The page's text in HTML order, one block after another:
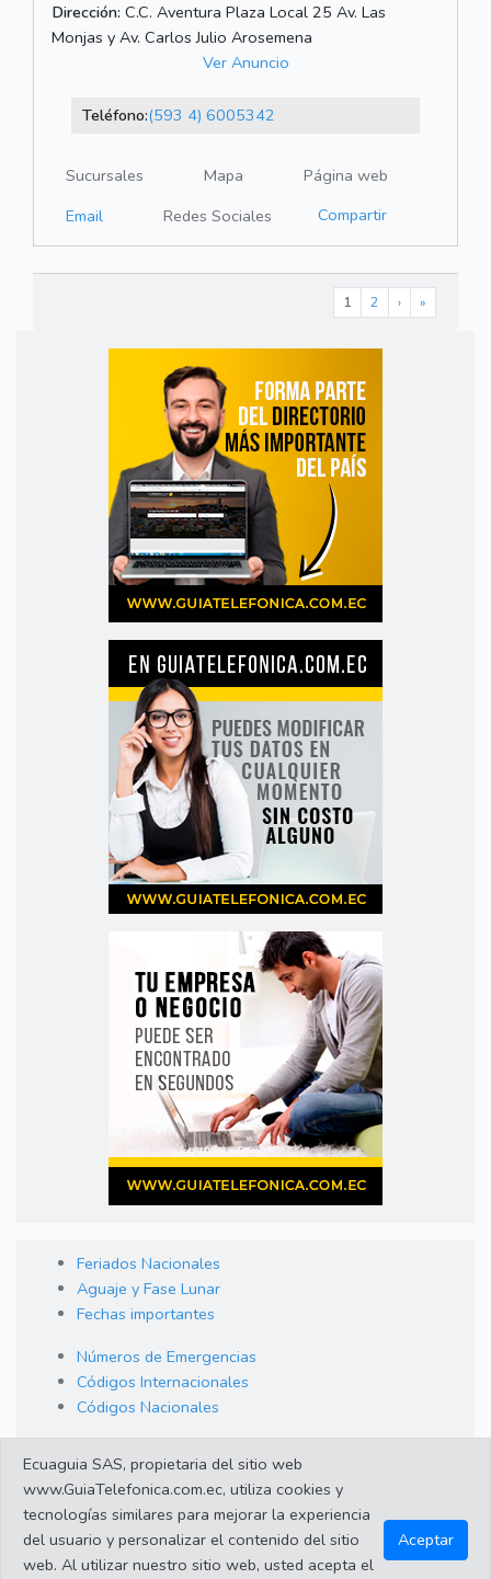
Dirección: C.C. Aventura Plaza Local 25 Av. Las
Monjas y Av. Carlos Julio Arosemena
Ver Anuncio
Teléfono:(593 4) 6005342
Sucursales Mapa
Página web
Email
Redes Sociales Compartir
1 2 › »
Feriados Nacionales
Aguaje y Fase Lunar
Fechas importantes
Números de Emergencias
Códigos Internacionales
Códigos Nacionales
Cambio de Divisas
Enlaces de interes
Ecuaguia SAS, propietaria del sitio web
www.GuiaTelefonica.com.ec, utiliza cookies y
tecnologías similares para mejorar la experiencia
del usuario y personalizar el contenido del sitio
web. Al utilizar nuestro sitio web, usted acepta el
Aceptar